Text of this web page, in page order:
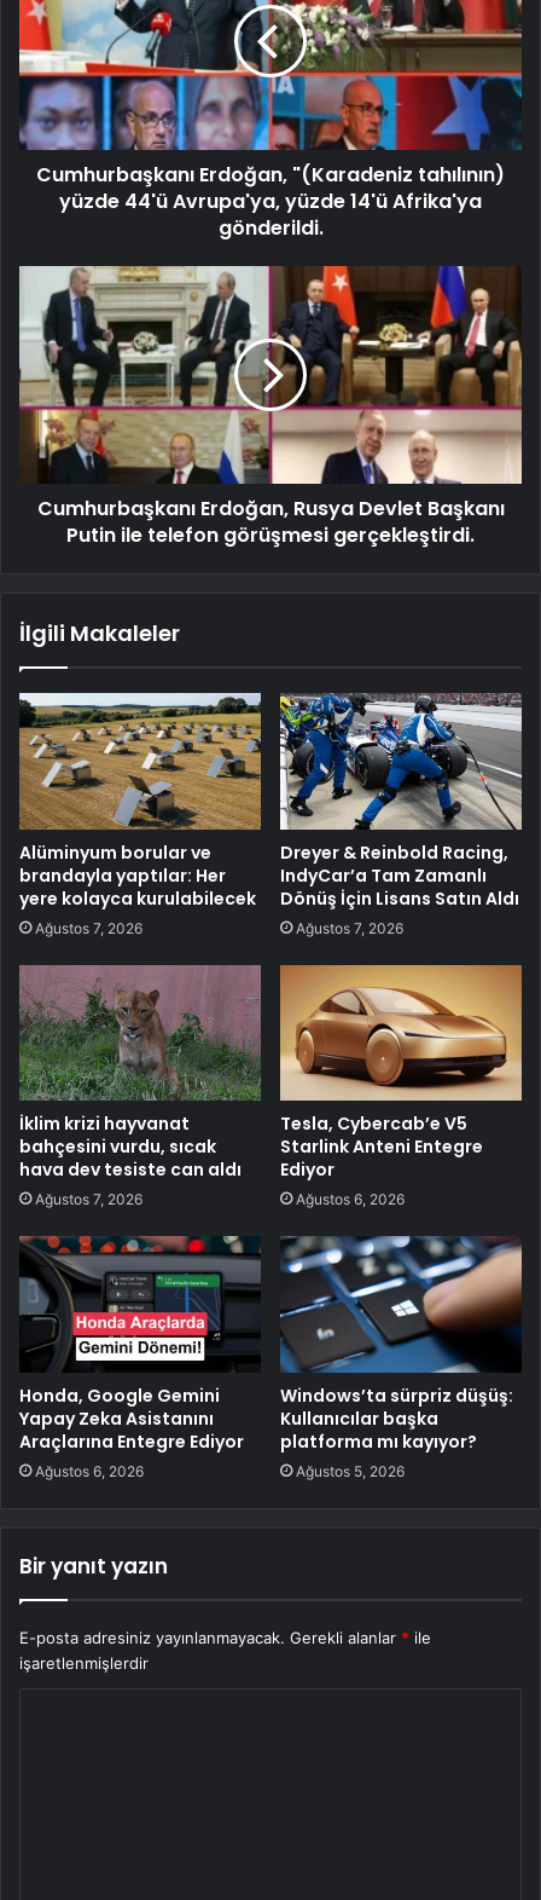
Cumhurbaşkanı Erdoğan, "(Karadeniz tahılının)
yüzde 44'ü Avrupa'ya, yüzde 14'ü Afrika'ya
gönderildi.
Cumhurbaşkanı Erdoğan, Rusya Devlet Başkanı
Putin ile telefon görüşmesi gerçekleştirdi.
İlgili Makaleler
Alüminyum borular ve
brandayla yaptılar: Her
yere kolayca kurulabilecek
Ağustos 7, 2026
Dreyer & Reinbold Racing,
IndyCar’a Tam Zamanlı
Dönüş İçin Lisans Satın Aldı
Ağustos 7, 2026
İklim krizi hayvanat
bahçesini vurdu, sıcak
hava dev tesiste can aldı
Ağustos 7, 2026
Tesla, Cybercab’e V5
Starlink Anteni Entegre
Ediyor
Ağustos 6, 2026
Honda, Google Gemini
Yapay Zeka Asistanını
Araçlarına Entegre Ediyor
Ağustos 6, 2026
Windows’ta sürpriz düşüş:
Kullanıcılar başka
platforma mı kayıyor?
Ağustos 5, 2026
Bir yanıt yazın
E-posta adresiniz yayınlanmayacak. Gerekli alanlar * ile
işaretlenmişlerdir